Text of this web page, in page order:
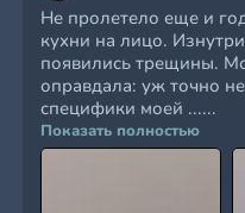
Не пролетело еще и
кухни на лицо.
появились трещины.
оправдала: уж точно
специфики моей ......
Показать полностью